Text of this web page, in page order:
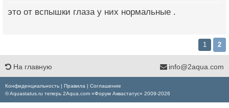
это от вспышки глаза у них нормальные .
1 2
На главную info@2aqua.com
Конфиденциальность | Правила | Соглашение
© Aquastatus.ru теперь 2Aqua.com «Форум Аквастатус» 2009-2026